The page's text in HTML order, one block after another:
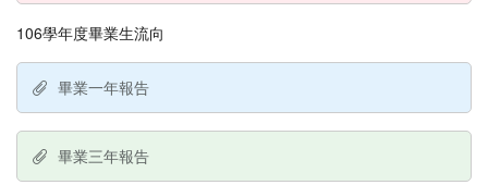
106學年度畢業生流向
畢業一年報告
畢業三年報告